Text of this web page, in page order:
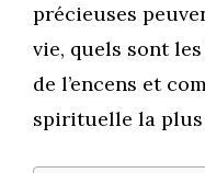
précieuses
vie, quels sont
de l’encens et
spirituelle la plus